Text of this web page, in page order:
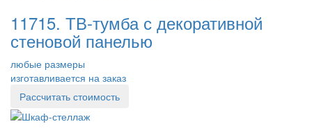
11715. ТВ-тумба с декоративной
стеновой панелью
любые размеры
изготавливается на заказ
Рассчитать стоимость